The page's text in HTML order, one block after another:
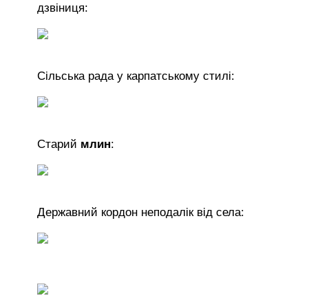
дзвіниця:
Сільська рада у карпатському стилі:
Старий млин:
Державний кордон неподалік від села: